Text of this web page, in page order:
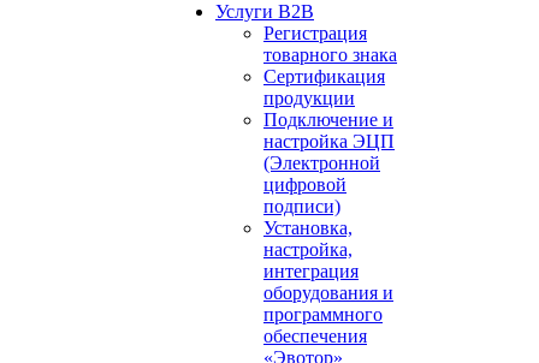
Услуги B2B
Регистрация
товарного знака
Сертификация
продукции
Подключение и
настройка ЭЦП
(Электронной
цифровой
подписи)
Установка,
настройка,
интеграция
оборудования и
программного
обеспечения
«Эвотор»